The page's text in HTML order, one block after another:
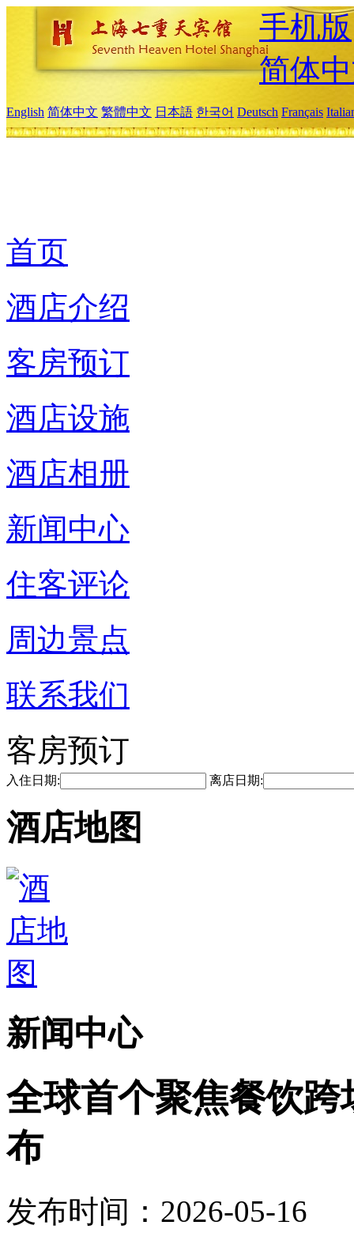
手机版
简体
English 简体中文 繁體中文 日本語 한국어 Deutsch Français
首页
酒店介绍
客房预订
酒店设施
酒店相册
新闻中心
住客评论
周边景点
联系我们
客房预订
入住日期: 离店日期:
酒店地图
新闻中心
全球首个聚焦餐饮
布
发布时间：2026-05-16